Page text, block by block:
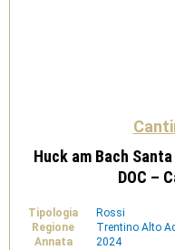
Huck am Bach
DOC –
Tipologia
Rossi
Regione
Trentino Alto
Annata
2024